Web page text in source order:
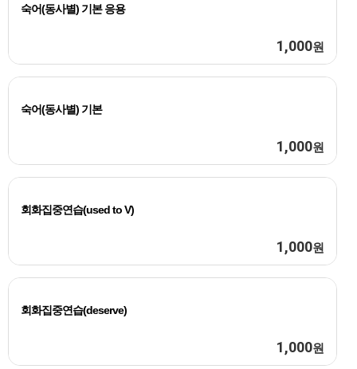
숙어(동사별) 기본 응용
1,000원
숙어(동사별) 기본
1,000원
회화집중연습(used to V)
1,000원
회화집중연습(deserve)
1,000원